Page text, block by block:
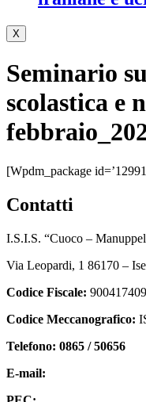
X
Seminario su Autonomia
scolastica e
[wpdm_package
contatti
I.S.I.S. “Cuoco –
Via Leopardi, 1 86170 –
Codice Fiscale:
Codice Meccanografico:
Telefono: 0865 / 50656
E-mail: